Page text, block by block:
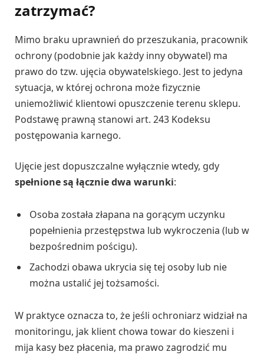
zatrzymać?
Mimo braku uprawnień do przeszukania, pracownik
ochrony (podobnie jak każdy inny obywatel) ma
prawo do tzw. ujęcia obywatelskiego. Jest to jedyna
sytuacja, w której ochrona może fizycznie
uniemożliwić klientowi opuszczenie terenu sklepu.
Podstawę prawną stanowi art. 243 Kodeksu
postępowania karnego.
Ujęcie jest dopuszczalne wyłącznie wtedy, gdy
spełnione są łącznie dwa warunki:
Osoba została złapana na gorącym uczynku
popełnienia przestępstwa lub wykroczenia (lub w
bezpośrednim pościgu).
Zachodzi obawa ukrycia się tej osoby lub nie
można ustalić jej tożsamości.
W praktyce oznacza to, że jeśli ochroniarz widział na
monitoringu, jak klient chowa towar do kieszeni i
mija kasy bez płacenia, ma prawo zagrodzić mu